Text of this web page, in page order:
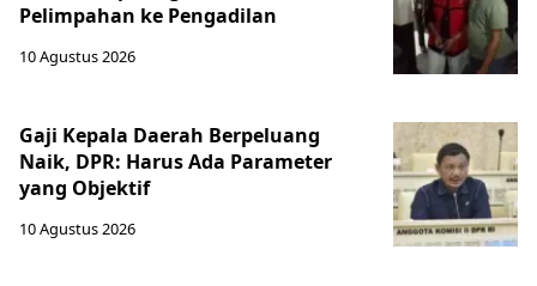
Pelimpahan ke Pengadilan
10 Agustus 2026
Gaji Kepala Daerah Berpeluang
Naik, DPR: Harus Ada Parameter
yang Objektif
10 Agustus 2026